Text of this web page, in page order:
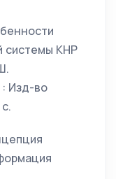
системы КНР
Изд-во